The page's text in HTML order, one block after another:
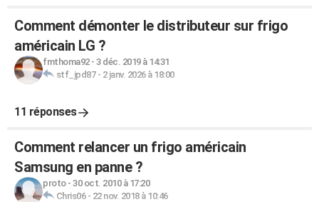
Comment démonter le distributeur sur frigo
américain LG ?
fmthoma92- 3 déc. 2019 à 14:31
stf_jpd87- 2 janv. 2026 à 18:00
11 réponses
Comment relancer un frigo américain
Samsung en panne ?
proto- 30 oct. 2010 à 17:20
Chris06- 22 nov. 2018 à 10:46